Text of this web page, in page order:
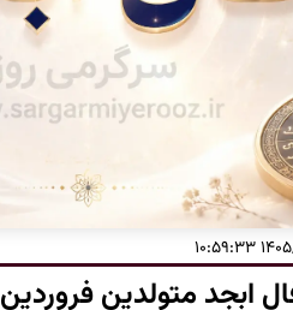
ابجد متولدین فروردین